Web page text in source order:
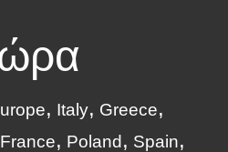
Italy
Greece
France Poland
Spain